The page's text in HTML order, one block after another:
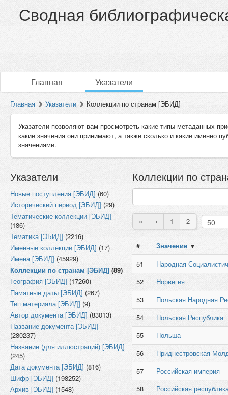
Сводная
Главная Указатели
Главная Указатели Коллекции по странам [ЭБИД]
Указатели позволяют вам просмотреть какие типы метаданных
какие значения они принимают, а также сколько и какие именно
значениями.
Указатели
Новые поступления [ЭБИД] (60)
Исторический период [ЭБИД] (29)
Тематические коллекции [ЭБИД]
(186)
Тематика [ЭБИД] (2216)
Именные коллекции [ЭБИД] (17)
Имена [ЭБИД] (45929)
Коллекции по странам [ЭБИД] (89)
География [ЭБИД] (17260)
Памятные даты [ЭБИД] (267)
Тип материала [ЭБИД] (9)
Автор документа [ЭБИД] (83013)
Название документа [ЭБИД]
(280237)
Название (для иллюстраций) [ЭБИД]
(245)
Дата документа [ЭБИД] (816)
Шифр [ЭБИД] (198252)
Архив [ЭБИД] (1548)
Коллекции по
« ‹ 1 2
# Значение ▼
51
Народная
52
Норвегия
53
Польская Народная
54
Польская Республика
55
Польша
56
Приднестровская
57
Российская империя
58
Российская